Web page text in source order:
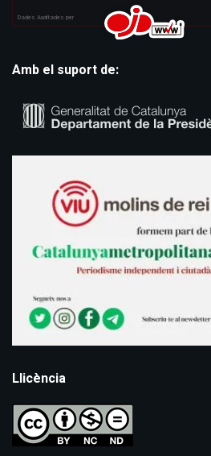
Amb el suport de:
Llicència